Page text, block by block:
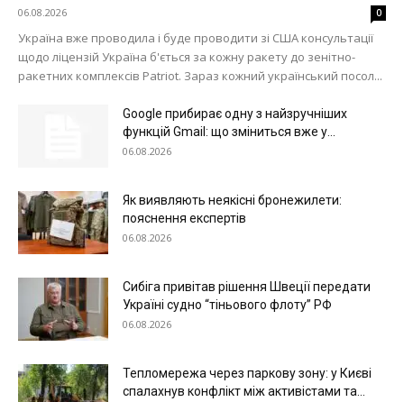
06.08.2026 0
Україна вже проводила і буде проводити зі США консультації
щодо ліцензій Україна б'ється за кожну ракету до зенітно-
ракетних комплексів Patriot. Зараз кожний український посол...
Google прибирає одну з найзручніших
функцій Gmail: що зміниться вже у...
06.08.2026
Як виявляють неякісні бронежилети:
пояснення експертів
06.08.2026
Сибіга привітав рішення Швеції передати
Україні судно “тіньового флоту” РФ
06.08.2026
Тепломережа через паркову зону: у Києві
спалахнув конфлікт між активістами та...